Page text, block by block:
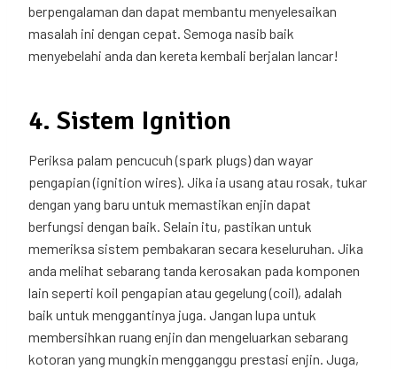
berpengalaman dan dapat membantu menyelesaikan
masalah ini dengan cepat. Semoga nasib baik
menyebelahi anda dan kereta kembali berjalan lancar!
4. Sistem Ignition
Periksa palam pencucuh (spark plugs) dan wayar
pengapian (ignition wires). Jika ia usang atau rosak, tukar
dengan yang baru untuk memastikan enjin dapat
berfungsi dengan baik. Selain itu, pastikan untuk
memeriksa sistem pembakaran secara keseluruhan. Jika
anda melihat sebarang tanda kerosakan pada komponen
lain seperti koil pengapian atau gegelung (coil), adalah
baik untuk menggantinya juga. Jangan lupa untuk
membersihkan ruang enjin dan mengeluarkan sebarang
kotoran yang mungkin mengganggu prestasi enjin. Juga,